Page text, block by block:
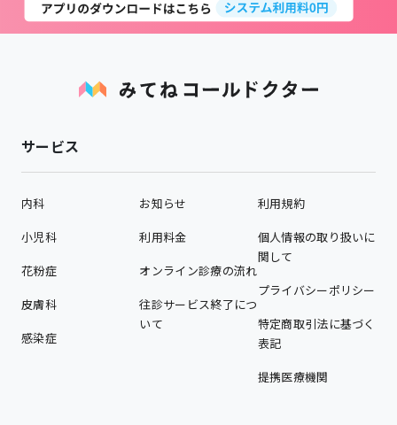
サービス
内科
小児科
花粉症
皮膚科
感染症
お知らせ
利用料金
オンライン診療の流れ
往診サービス終了につ
いて
利用規約
個人情報の取り扱いに
関して
プライバシーポリシー
特定商取引法に基づく
表記
提携医療機関